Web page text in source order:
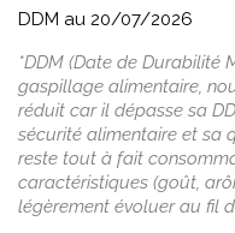
DDM au 20/07/2026
*DDM (Date de Durabilité
gaspillage alimentaire,
réduit car il dépasse sa
sécurité alimentaire et sa
reste tout à fait
caractéristiques (goût,
légèrement évoluer au fil